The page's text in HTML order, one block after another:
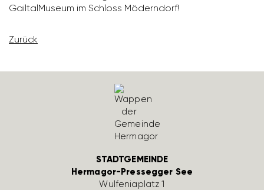
Gail­tal­Mu­seum im Schloss Mödern­dorf!
Zurück
STADTGEMEINDE
Hermagor-Pressegger See
Wulfe­nia­platz 1